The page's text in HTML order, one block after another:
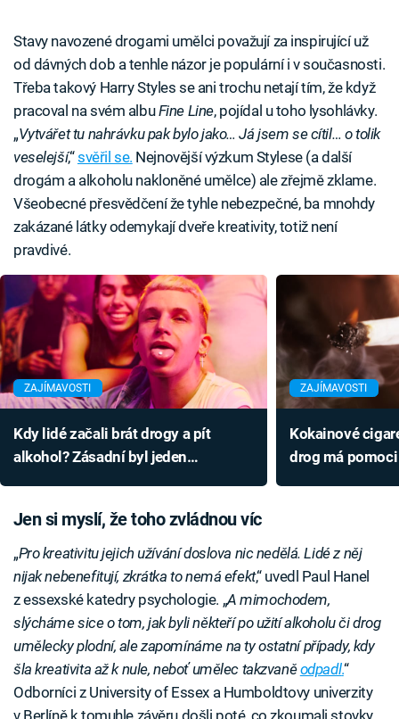
Stavy navozené drogami umělci považují za inspirující už
od dávných dob a tenhle názor je populární i v současnosti.
Třeba takový Harry Styles se ani trochu netají tím, že když
pracoval na svém albuFine Line, pojídal u toho lysohlávky.
„Vytvářet tu nahrávku pak bylo jako… Já jsem se cítil… o tolik
veselejší,“svěřil se. Nejnovější výzkum Stylese (a další
drogám a alkoholu nakloněné umělce) ale zřejmě zklame.
Všeobecné přesvědčení že tyhle nebezpečné, ba mnohdy
zakázané látky odemykají dveře kreativity, totiž není
pravdivé.
ZAJÍMAVOSTI
Kdy lidé začali brát drogy a pít
alkohol? Zásadní byl jeden
ZAJÍMAVOSTI
Kokainové
drog má
Jen si myslí, že toho zvládnou víc
„Pro kreativitu jejich užívání doslova nic nedělá. Lidé z něj
nijak nebenefitují, zkrátka to nemá efekt,“ uvedl Paul Hanel
z essexské katedry psychologie. „A mimochodem,
slýcháme sice o tom, jak byli někteří po užití alkoholu či drog
umělecky plodní, ale zapomínáme na ty ostatní případy, kdy
šla kreativita až k nule, neboť umělec takzvaněodpadl.“
Odborníci z University of Essex a Humboldtovy univerzity
v Berlíně k tomuhle závěru došli poté, co zkoumali stovky